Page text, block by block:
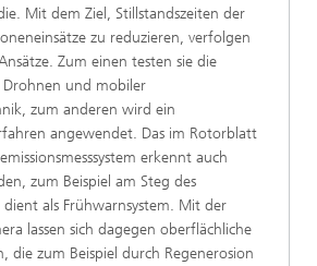
Mit dem Ziel, Stillstandszeiten der
zu reduzieren, verfolgen
Zum einen testen sie die
und mobiler
zum anderen wird ein
angewendet. Das im Rotorblatt
erkennt auch
zum Beispiel am Steg des
als Frühwarnsystem. Mit der
lassen sich dagegen oberflächliche
die zum Beispiel durch Regenerosion